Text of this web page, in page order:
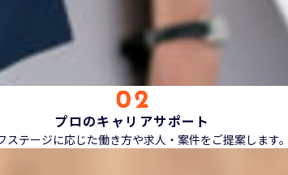
プロのキャリアサポート
テージに応じた働き方や求人・案件をご提案します。